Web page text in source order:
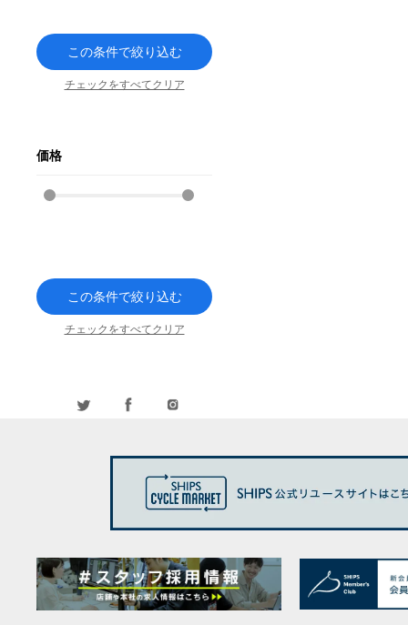
この条件で絞り込む
チェックをすべてクリア
価格
この条件で絞り込む
チェックをすべてクリア